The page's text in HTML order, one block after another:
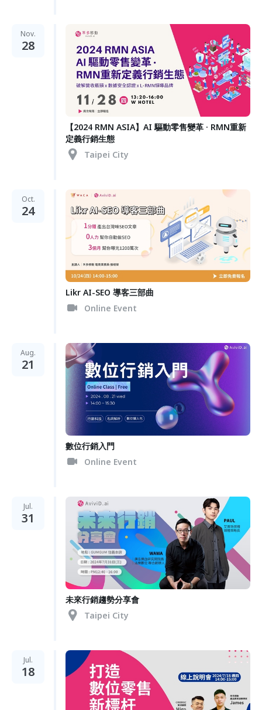
Nov.
28
【2024 RMN ASIA】AI 驅動零售變革 · RMN重新
定義行銷生態
Taipei City
Oct.
24
Likr AI-SEO 導客三部曲
Online Event
Aug.
21
數位行銷入門
Online Event
Jul.
31
未來行銷趨勢分享會
Taipei City
Jul.
18